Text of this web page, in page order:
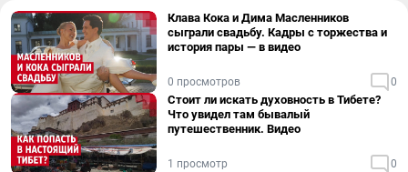
Клава Кока и Дима Масленников
сыграли свадьбу. Кадры с торжества и
история пары — в видео
0 просмотров 0
Стоит ли искать духовность в Тибете?
Что увидел там бывалый
путешественник. Видео
1 просмотр 0